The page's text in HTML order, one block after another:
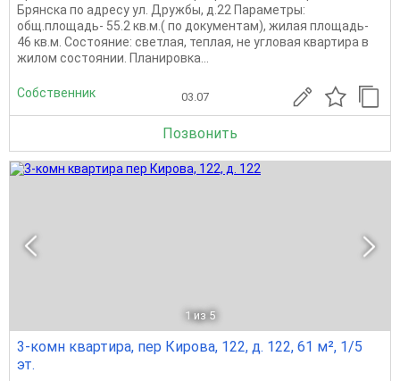
Брянска по адресу ул. Дружбы, д.22 Параметры:
общ.площадь- 55.2 кв.м.( по документам), жилая площадь-
46 кв.м. Состояние: светлая, теплая, не угловая квартира в
жилом состоянии. Планировка...
Собственник 03.07
Позвонить
1 из 5
3-комн квартира, пер Кирова, 122, д. 122, 61 м², 1/5
эт.